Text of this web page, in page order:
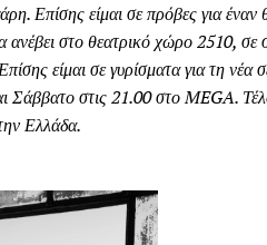
Επίσης είμαι σε πρόβες για
στο θεατρικό χώρο 2510, σε
είμαι σε γυρίσματα για τη
στις 21.00 στο MEGA.
Ελλάδα.